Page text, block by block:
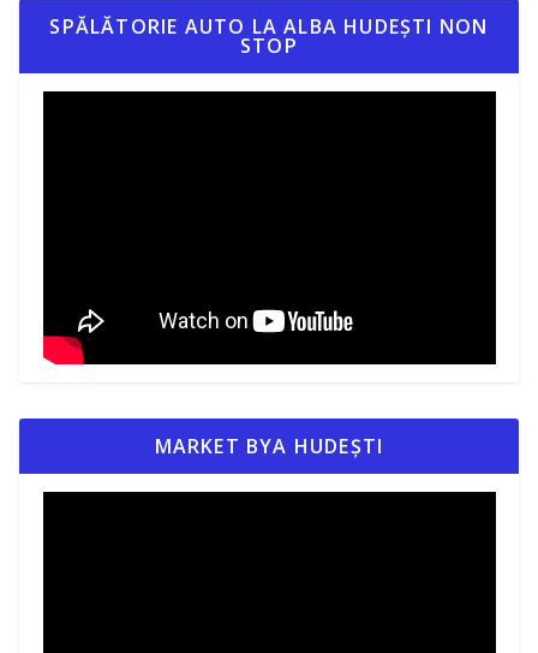
SPĂLĂTORIE AUTO LA ALBA HUDEȘTI NON
STOP
MARKET BYA HUDEȘTI